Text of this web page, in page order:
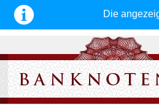
Die